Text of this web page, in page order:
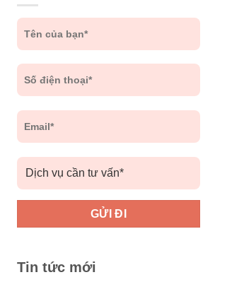
Tin tức mới